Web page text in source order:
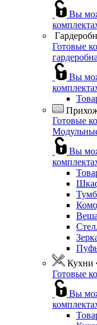
Вы
Готовые
Вы
Готовые
Вы
Кухни
Готовые
Вы